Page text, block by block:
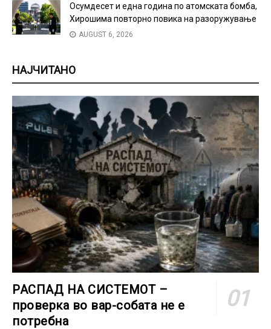
Осумдесет и една година по атомската бомба,
Хирошима повторно повика на разоружување
AUGUST 6, 2026
НАЈЧИТАНО
РАСПАД НА СИСТЕМОТ –
проверка во вар-собата не е
потребна